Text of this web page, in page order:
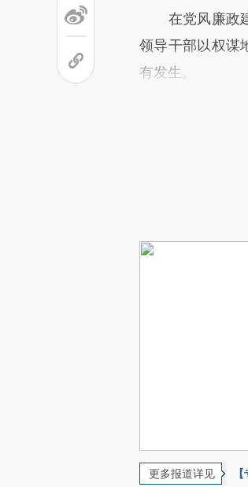
在党风廉政建
领导干部以权谋
有发生。
更多报道详见